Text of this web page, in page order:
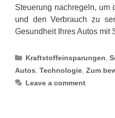
Steuerung nachregeln, um
und den Verbrauch zu
Gesundheit Ihres Autos mit
Categories
Kraftstoffeinsparungen ,
Autos Technologie Zum
Leave a comment